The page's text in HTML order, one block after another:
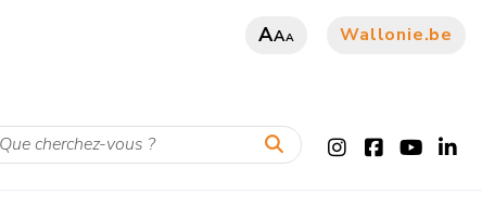
AAA Wallonie.be